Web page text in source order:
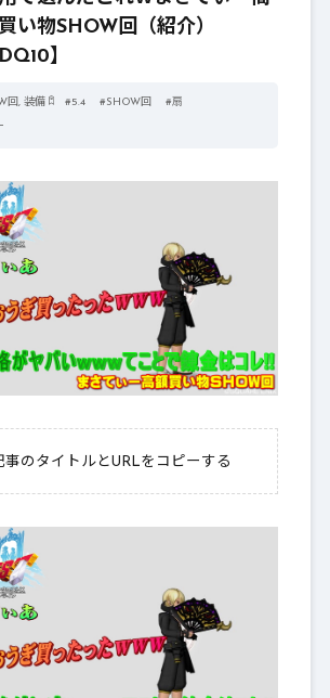
い物SHOW回（紹介）
DQ10】
回, 装備 #5.4 #SHOW回 #扇
事のタイトルとURLをコピーする